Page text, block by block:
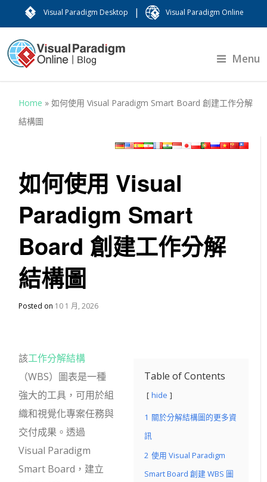
Visual Paradigm Desktop | Visual Paradigm Online
Menu
Home »如何使用 Visual Paradigm Smart Board 創建工作分解
結構圖
如何使用 Visual
Paradigm Smart
Board 創建工作分解
結構圖
Posted on 10 1 月, 2026
Table of Contents
hide
1 關於分解結構圖的更多資
訊
2 使用 Visual Paradigm
Smart Board 創建 WBS 圖
該工作分解結構
（WBS）圖表是一種
強大的工具，可用於組
織和視覺化專案任務與
交付成果。透過
Visual Paradigm
Smart Board，建立